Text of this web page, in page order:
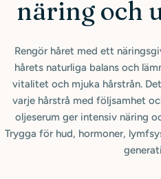
näring och
Rengör håret med ett
hårets naturliga balans och
vitalitet och mjuka hårstrån.
varje hårstrå med följsamhet
oljeserum ger intensiv näring
Trygga för hud, hormoner,